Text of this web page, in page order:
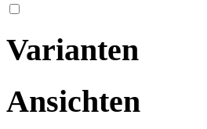
Varianten
Ansichten